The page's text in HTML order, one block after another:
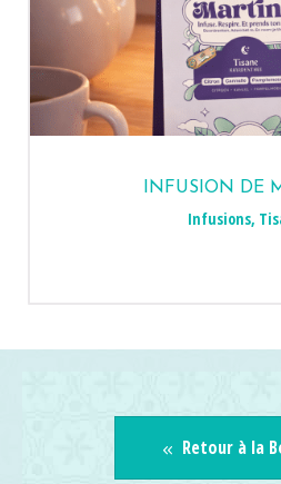
INFUSION DE
Infusions,
Retour à la